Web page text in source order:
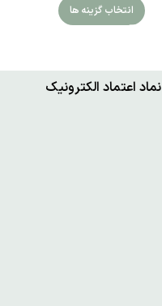
انتخاب گزینه ها
نماد اعتماد الکترونیک